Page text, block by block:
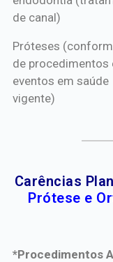
de canal)
Próteses
de procedimentos
eventos em saúde
vigente)
Carências
Prótese e
*Procedimentos